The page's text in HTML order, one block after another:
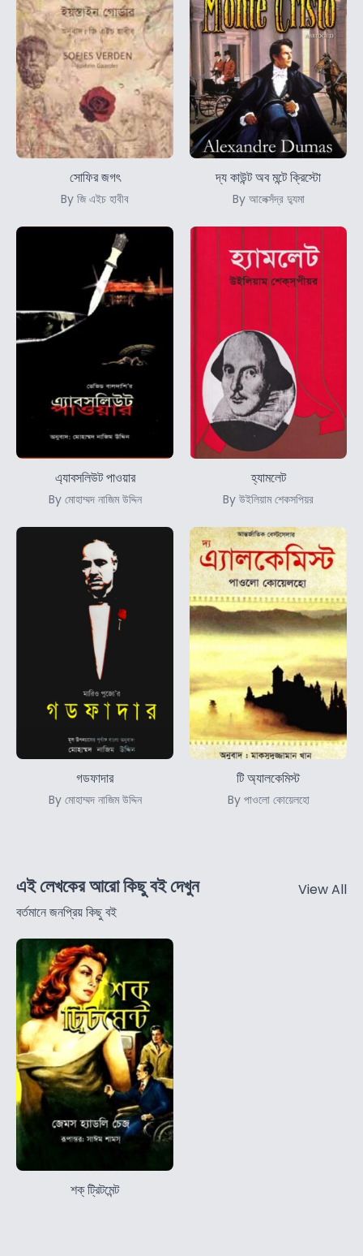
সোফির জগৎ
By জি এইচ হাবীব
দ্য কাউন্ট অব মন্টে ক্রিস্টো
By আলেক্সঁদ্র দ্যুমা
এ্যাবসলিউট পাওয়ার
By মোহাম্মদ নাজিম উদ্দিন
হ্যামলেট
By উইলিয়াম শেকসপিয়র
গডফাদার
By মোহাম্মদ নাজিম উদ্দিন
টি অ্যালকেমিস্ট
By পাওলো কোয়েলহো
এই লেখকের আরো কিছু বই দেখুন
বর্তমানে জনপ্রিয় কিছু বই
View All
শক্ ট্রিটমেন্ট